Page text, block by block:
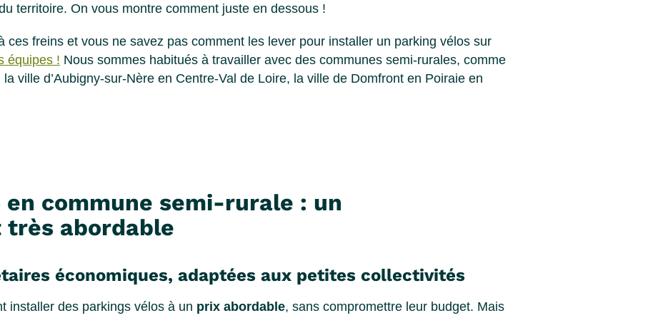
territoire. On vous montre comment juste en dessous !
ces freins et vous ne savez pas comment les lever pour installer un parking vélos sur
équipes ! Nous sommes habitués à travailler avec des communes semi-rurales, comme
ville d’Aubigny-sur-Nère en Centre-Val de Loire, la ville de Domfront en Poiraie en
en commune semi-rurale : un
abordable
économiques, adaptées aux petites collectivités
installer des parkings vélos à un prix abordable, sans compromettre leur budget. Mais